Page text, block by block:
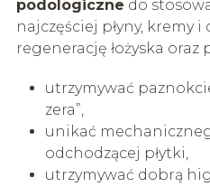
podologiczne do
najczęściej płyny, kremy
regenerację łożyska oraz
utrzymywać
zera”,
unikać
odchodzącej płytki,
utrzymywać dobrą